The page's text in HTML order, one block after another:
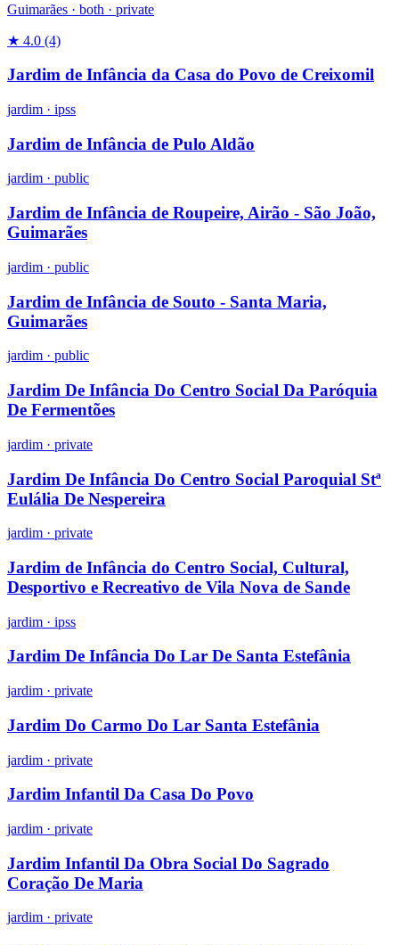
Guimarães · both · private
★ 4.0 (4)
Jardim de Infância da Casa do Povo de Creixomil
jardim · ipss
Jardim de Infância de Pulo Aldão
jardim · public
Jardim de Infância de Roupeire, Airão - São João,
Guimarães
jardim · public
Jardim de Infância de Souto - Santa Maria,
Guimarães
jardim · public
Jardim De Infância Do Centro Social Da Paróquia
De Fermentões
jardim · private
Jardim De Infância Do Centro Social Paroquial Stª
Eulália De Nespereira
jardim · private
Jardim de Infância do Centro Social, Cultural,
Desportivo e Recreativo de Vila Nova de Sande
jardim · ipss
Jardim De Infância Do Lar De Santa Estefânia
jardim · private
Jardim Do Carmo Do Lar Santa Estefânia
jardim · private
Jardim Infantil Da Casa Do Povo
jardim · private
Jardim Infantil Da Obra Social Do Sagrado
Coração De Maria
jardim · private